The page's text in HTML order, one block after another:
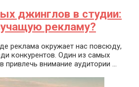
джинглов в студии:
рекламу?
реклама окружает нас повсюду,
конкурентов. Один из самых
внимание аудитории ...